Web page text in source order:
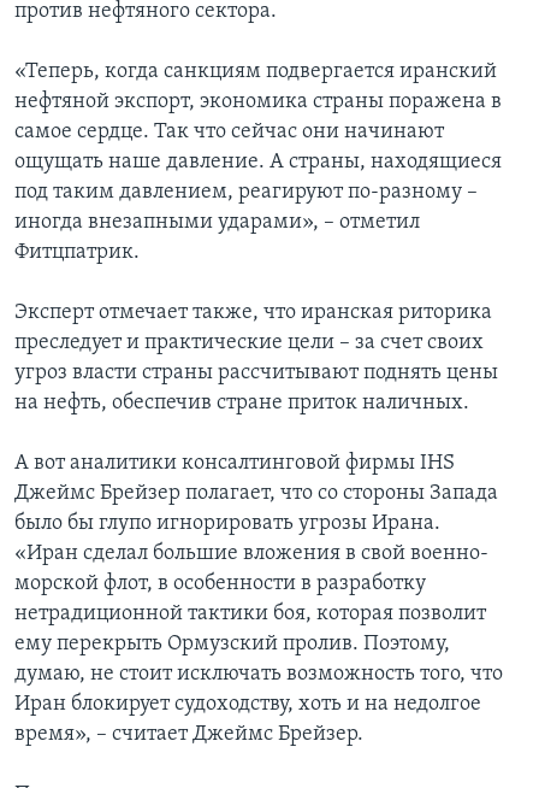
против нефтяного сектора.
«Теперь, когда санкциям подвергается иранский
нефтяной экспорт, экономика страны поражена в
самое сердце. Так что сейчас они начинают
ощущать наше давление. А страны, находящиеся
под таким давлением, реагируют по-разному –
иногда внезапными ударами», – отметил
Фитцпатрик.
Эксперт отмечает также, что иранская риторика
преследует и практические цели – за счет своих
угроз власти страны рассчитывают поднять цены
на нефть, обеспечив стране приток наличных.
А вот аналитики консалтинговой фирмы IHS
Джеймс Брейзер полагает, что со стороны Запада
было бы глупо игнорировать угрозы Ирана.
«Иран сделал большие вложения в свой военно-
морской флот, в особенности в разработку
нетрадиционной тактики боя, которая позволит
ему перекрыть Ормузский пролив. Поэтому,
думаю, не стоит исключать возможность того, что
Иран блокирует судоходству, хоть и на недолгое
время», – считает Джеймс Брейзер.